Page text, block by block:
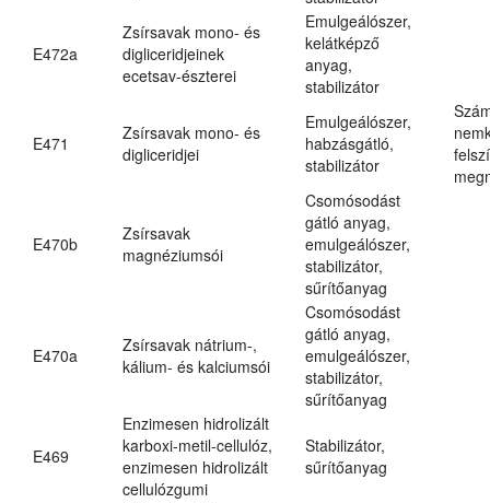
E472a
Zsírsavak mono- és
digliceridjeinek
ecetsav-észterei
Emulgeálószer,
kelátképző
anyag,
stabilizátor
E471
Zsírsavak mono- és
digliceridjei
Emulgeálószer,
habzásgátló,
stabilizátor
E470b
Zsírsavak
magnéziumsói
Csomósodást
gátló anyag,
emulgeálószer,
stabilizátor,
sűrítőanyag
E470a
Zsírsavak nátrium-,
kálium- és kalciumsói
Csomósodást
gátló anyag,
emulgeálószer,
stabilizátor,
sűrítőanyag
E469
Enzimesen hidrolizált
karboxi-metil-cellulóz,
enzimesen hidrolizált
cellulózgumi
Stabilizátor,
sűrítőanyag